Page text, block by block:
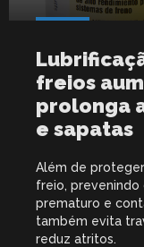
freios
prolonga
e sapatas
Além de
freio, prevenindo
prematuro e
também evita
reduz atritos.